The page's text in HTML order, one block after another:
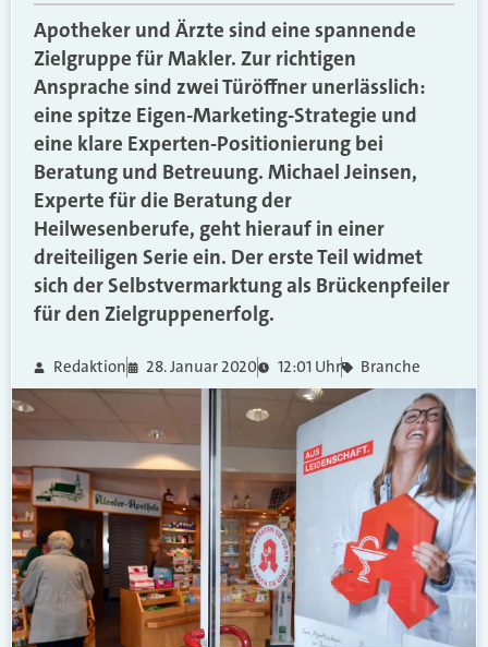
Apotheker und Ärzte sind eine spannende
Zielgruppe für Makler. Zur richtigen
Ansprache sind zwei Türöffner unerlässlich:
eine spitze Eigen-Marketing-Strategie und
eine klare Experten-Positionierung bei
Beratung und Betreuung. Michael Jeinsen,
Experte für die Beratung der
Heilwesenberufe, geht hierauf in einer
dreiteiligen Serie ein. Der erste Teil widmet
sich der Selbstvermarktung als Brückenpfeiler
für den Zielgruppenerfolg.
Redaktion 28. Januar 2020 12:01 Uhr Branche